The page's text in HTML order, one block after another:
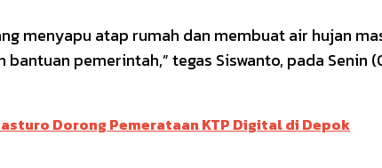
menyapu atap rumah dan membuat air hujan
pemerintah,” tegas Siswanto, pada Senin
Dorong Pemerataan KTP Digital di Depok